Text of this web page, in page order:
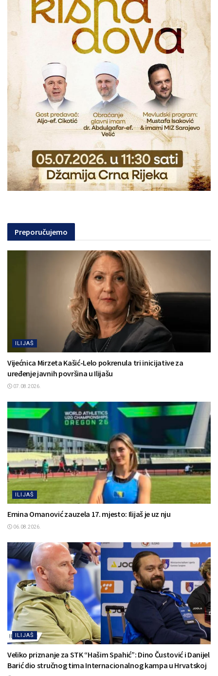
Preporučujemo
ILIJAŠ
Vijećnica Mirzeta Kašić-Lelo pokrenula tri inicijative za
uređenje javnih površina u Ilijašu
07.08.2026.
ILIJAŠ
Emina Omanović zauzela 17. mjesto: Ilijaš je uz nju
06.08.2026.
ILIJAŠ
Veliko priznanje za STK “Hašim Spahić”: Dino Čustović i Danijel
Barić dio stručnog tima Internacionalnog kampa u Hrvatskoj